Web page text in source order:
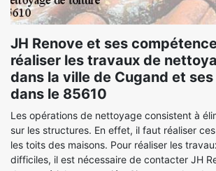
JH Renove et ses
réaliser les travaux de
dans la ville de Cugand et
dans le 85610
Les opérations de nettoyage consistent à
sur les structures. En effet, il faut réaliser
les toits des maisons. Pour réaliser les
difficiles, il est nécessaire de contacter JH